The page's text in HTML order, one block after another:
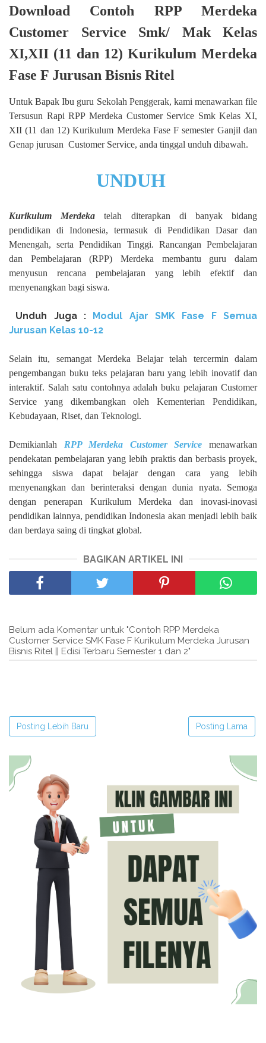
Download Contoh RPP Merdeka
Customer Service Smk/ Mak Kelas
XI,XII (11 dan 12) Kurikulum Merdeka
Fase F Jurusan Bisnis Ritel
Untuk Bapak Ibu guru Sekolah Penggerak, kami menawarkan file
Tersusun Rapi RPP Merdeka Customer Service Smk Kelas XI,
XII (11 dan 12) Kurikulum Merdeka Fase F semester Ganjil dan
Genap jurusan Customer Service, anda tinggal unduh dibawah.
UNDUH
Kurikulum Merdeka telah diterapkan di banyak bidang
pendidikan di Indonesia, termasuk di Pendidikan Dasar dan
Menengah, serta Pendidikan Tinggi. Rancangan Pembelajaran
dan Pembelajaran (RPP) Merdeka membantu guru dalam
menyusun rencana pembelajaran yang lebih efektif dan
menyenangkan bagi siswa.
Unduh Juga : Modul Ajar SMK Fase F Semua
Jurusan Kelas 10-12
Selain itu, semangat Merdeka Belajar telah tercermin dalam
pengembangan buku teks pelajaran baru yang lebih inovatif dan
interaktif. Salah satu contohnya adalah buku pelajaran Customer
Service yang dikembangkan oleh Kementerian Pendidikan,
Kebudayaan, Riset, dan Teknologi.
Demikianlah RPP Merdeka Customer Service menawarkan
pendekatan pembelajaran yang lebih praktis dan berbasis proyek,
sehingga siswa dapat belajar dengan cara yang lebih
menyenangkan dan berinteraksi dengan dunia nyata. Semoga
dengan penerapan Kurikulum Merdeka dan inovasi-inovasi
pendidikan lainnya, pendidikan Indonesia akan menjadi lebih baik
dan berdaya saing di tingkat global.
BAGIKAN ARTIKEL INI
Belum ada Komentar untuk "Contoh RPP Merdeka
Customer Service SMK Fase F Kurikulum Merdeka Jurusan
Bisnis Ritel || Edisi Terbaru Semester 1 dan 2"
Posting Lebih Baru Posting Lama